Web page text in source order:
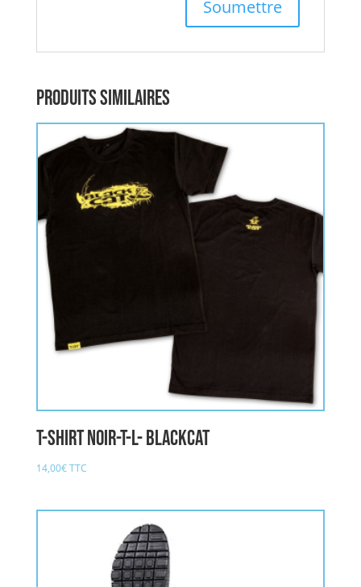
Produits similaires
T-Shirt noir-T-L- BLACKCAT
14,00€TTC